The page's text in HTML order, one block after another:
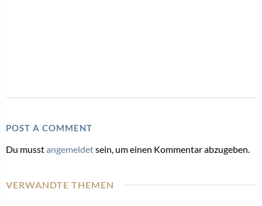
POST A COMMENT
Du musstangemeldetsein, um einen Kommentar abzugeben.
VERWANDTE THEMEN